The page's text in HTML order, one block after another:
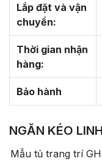
Lắp đặt và vận
chuyển:
Thời gian nhận
hàng:
Bảo hành
NGĂN KÉO
Mẫu tủ trang trí